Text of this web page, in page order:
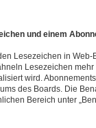
und einem
Lesezeichen in
Lesezeichen
wird.
des Boards. Die
Bereich unter